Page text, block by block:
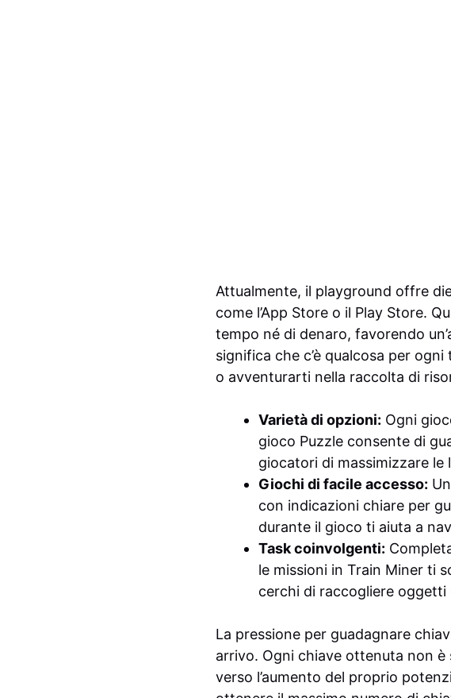
Attualmente, il playground offre
come l’App Store o il Play Store.
tempo né di denaro, favorendo
significa che c’è qualcosa per
o avventurarti nella raccolta di
Varietà di opzioni: Ogni
gioco Puzzle consente di
giocatori di massimizzare
Giochi di facile accesso:
con indicazioni chiare per
durante il gioco ti aiuta a
Task coinvolgenti:
le missioni in Train Miner ti
cerchi di raccogliere
La pressione per guadagnare
arrivo. Ogni chiave ottenuta non
verso l’aumento del proprio